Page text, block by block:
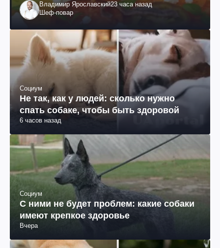
Владимир Ярославский23 часа назад
Шеф-повар
Социум
Не так, как у людей: сколько нужно
спать собаке, чтобы быть здоровой
6 часов назад
Социум
С ними не будет проблем: какие собаки
имеют крепкое здоровье
Вчера